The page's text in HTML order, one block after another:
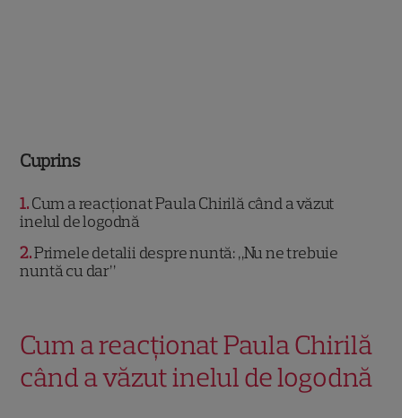
Cuprins
1 Cum a reacționat Paula Chirilă când a văzut
inelul de logodnă
2 Primele detalii despre nuntă: „Nu ne trebuie
nuntă cu dar”
Cum a reacționat Paula Chirilă
când a văzut inelul de logodnă